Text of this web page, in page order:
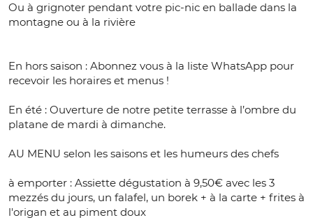
Ou à grignoter pendant votre pic-nic en ballade dans la
montagne ou à la rivière
En hors saison : Abonnez vous à la liste WhatsApp pour
recevoir les horaires et menus !
En été : Ouverture de notre petite terrasse à l’ombre du
platane de mardi à dimanche.
AU MENU selon les saisons et les humeurs des chefs
à emporter : Assiette dégustation à 9,50€ avec les 3
mezzés du jours, un falafel, un borek + à la carte + frites à
l'origan et au piment doux